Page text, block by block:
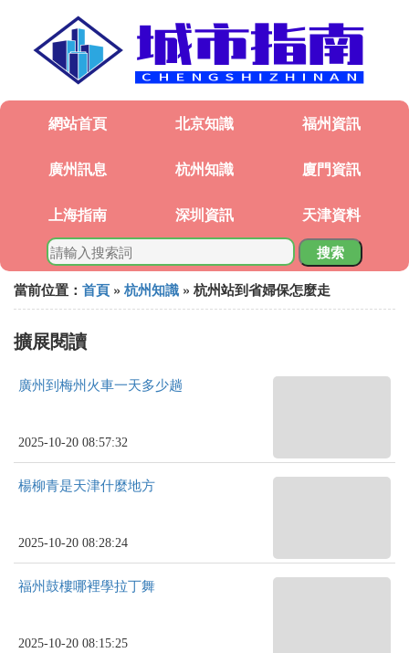
網站首頁 北京知識 福州資訊
廣州訊息 杭州知識 廈門資訊
上海指南 深圳資訊 天津資料
搜索
當前位置： 首頁 » 杭州知識 » 杭州站到省婦保怎麼走
擴展閱讀
廣州到梅州火車一天多少趟
2025-10-20 08:57:32
楊柳青是天津什麼地方
2025-10-20 08:28:24
福州鼓樓哪裡學拉丁舞
2025-10-20 08:15:25